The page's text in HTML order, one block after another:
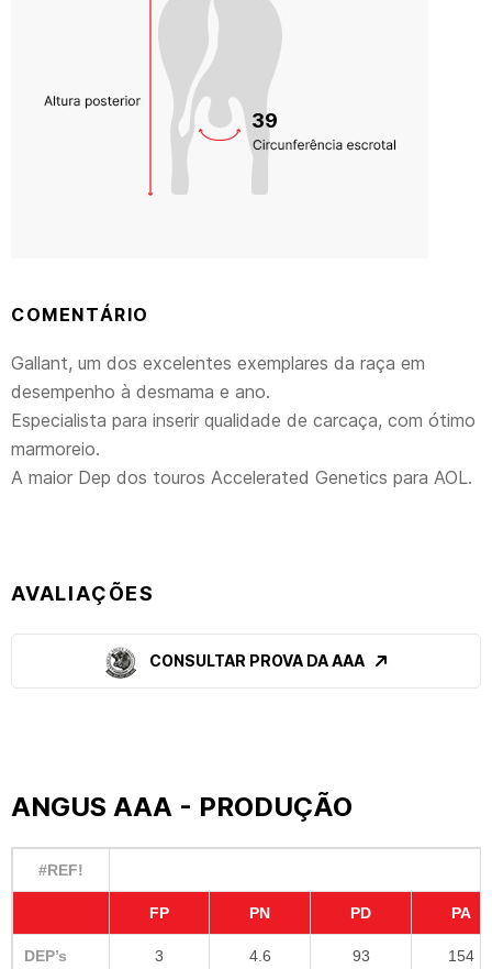
39
COMENTÁRIO
Gallant, um dos excelentes exemplares da raça em
desempenho à desmama e ano.
Especialista para inserir qualidade de carcaça, com ótimo
marmoreio.
A maior Dep dos touros Accelerated Genetics para AOL.
AVALIAÇÕES
CONSULTAR PROVA DA AAA
ANGUS AAA - PRODUÇÃO
#REF!
FP PN PD PA
DEP’s 3 4.6 93 154